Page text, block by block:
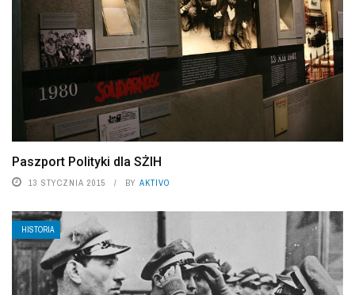
Paszport Polityki dla SŻIH
13 STYCZNIA 2015 BY AKTIVO
HISTORIA